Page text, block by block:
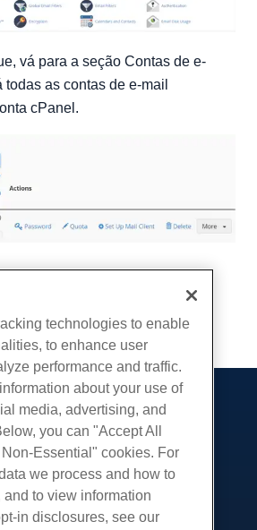
vá para a seção Contas de e-
as contas de e-mail
cPanel.
cópia de URL
em branco
technologies to enable
to enhance user
performance and traffic.
about your use of
media, advertising, and
you can "Accept All
Essential" cookies. For
we process and how to
to view information
in disclosures, see our